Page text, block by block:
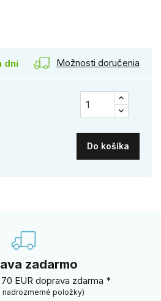
dní Možnosti doručenia
Do košíka
zadarmo
EUR doprava zdarma *
nadrozmerné položky)